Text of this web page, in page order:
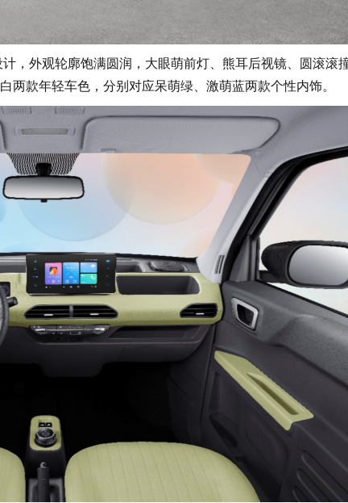
，外观轮廓饱满圆润，大眼萌前灯、熊耳后视镜、圆滚滚
款年轻车色，分别对应呆萌绿、激萌蓝两款个性内饰。